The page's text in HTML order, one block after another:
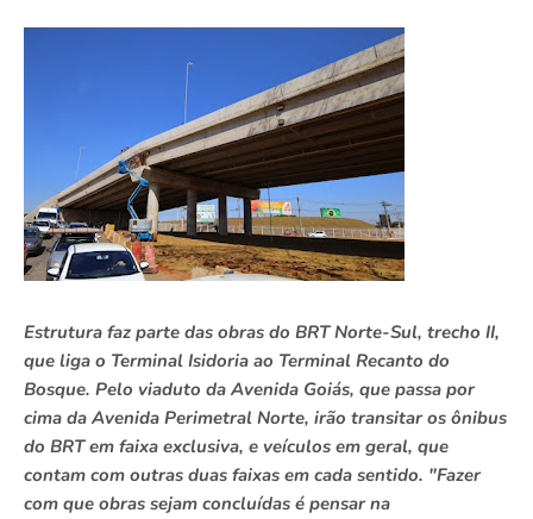
Estrutura faz parte das obras do BRT Norte-Sul, trecho II,
que liga o Terminal Isidoria ao Terminal Recanto do
Bosque. Pelo viaduto da Avenida Goiás, que passa por
cima da Avenida Perimetral Norte, irão transitar os ônibus
do BRT em faixa exclusiva, e veículos em geral, que
contam com outras duas faixas em cada sentido. "Fazer
com que obras sejam concluídas é pensar na